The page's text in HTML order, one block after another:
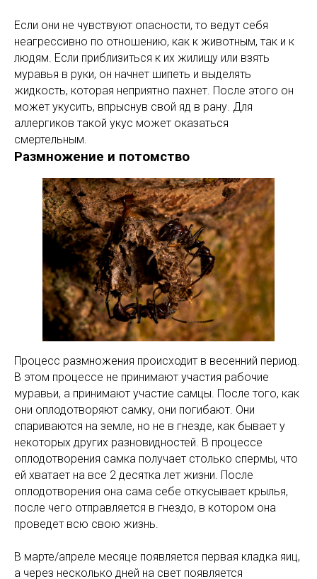
Если они не чувствуют опасности, то ведут себя
неагрессивно по отношению, как к животным, так и к
людям. Если приблизиться к их жилищу или взять
муравья в руки, он начнет шипеть и выделять
жидкость, которая неприятно пахнет. После этого он
может укусить, впрыснув свой яд в рану. Для
аллергиков такой укус может оказаться
смертельным.
Размножение и потомство
Процесс размножения происходит в весенний период.
В этом процессе не принимают участия рабочие
муравьи, а принимают участие самцы. После того, как
они оплодотворяют самку, они погибают. Они
спариваются на земле, но не в гнезде, как бывает у
некоторых других разновидностей. В процессе
оплодотворения самка получает столько спермы, что
ей хватает на все 2 десятка лет жизни. После
оплодотворения она сама себе откусывает крылья,
после чего отправляется в гнездо, в котором она
проведет всю свою жизнь.
В марте/апреле месяце появляется первая кладка яиц,
а через несколько дней на свет появляется